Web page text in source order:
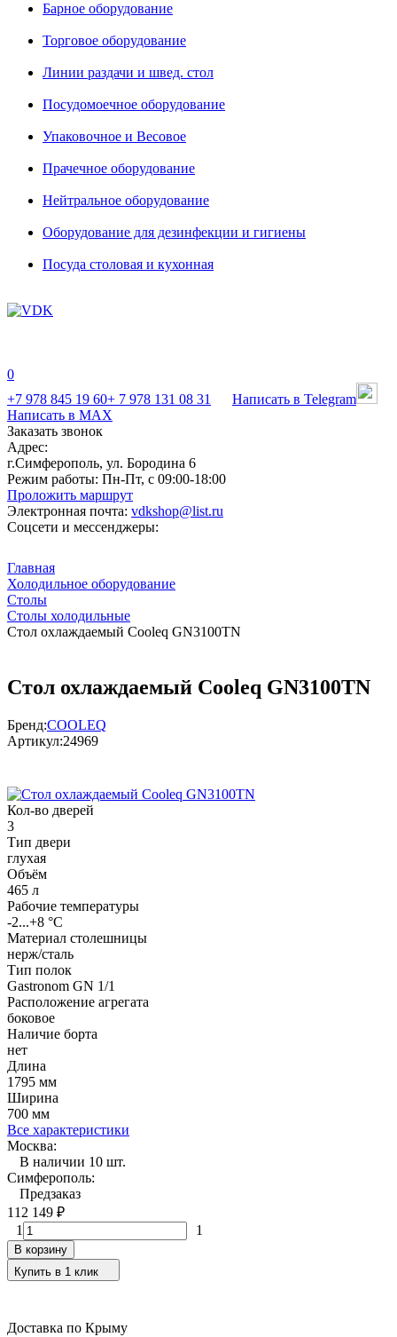
Барное оборудование
Торговое оборудование
Линии раздачи и швед. стол
Посудомоечное оборудование
Упаковочное и Весовое
Прачечное оборудование
Нейтральное оборудование
Оборудование для дезинфекции и гигиены
Посуда столовая и кухонная
0
+7 978 845 19 60+ 7 978 131 08 31
Написать в Telegram
Написать в MAX
Заказать звонок
Адрес:
г.Симферополь, ул. Бородина 6
Режим работы: Пн-Пт, с 09:00-18:00
Проложить маршрут
Электронная почта: vdkshop@list.ru
Соцсети и мессенджеры:
Главная
Холодильное оборудование
Столы
Столы холодильные
Стол охлаждаемый Cooleq GN3100TN
Стол охлаждаемый Cooleq GN3100TN
Бренд:COOLEQ
Артикул:24969
Кол-во дверей
3
Тип двери
глухая
Объём
465 л
Рабочие температуры
-2...+8 °C
Материал столешницы
нерж/сталь
Тип полок
Gastronom GN 1/1
Расположение агрегата
боковое
Наличие борта
нет
Длина
1795 мм
Ширина
700 мм
Все характеристики
Москва:
В наличии 10 шт.
Симферополь:
Предзаказ
112 149 ₽
1
1
В корзину
Купить в 1 клик
Доставка по Крыму